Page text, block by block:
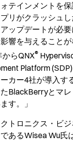
テインメントを
リがクラッシュ
ップデートが必要
響を与えること
らQNX®
Platform
カー4社が導入す
BlackBerryとマ
す。」
トロニクス・ビ
あるWisea Wu氏